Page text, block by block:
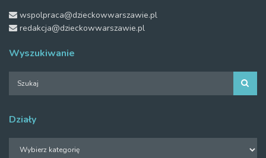
wspolpraca@dzieckowwarszawie.pl
redakcja@dzieckowwarszawie.pl
Wyszukiwanie
Działy